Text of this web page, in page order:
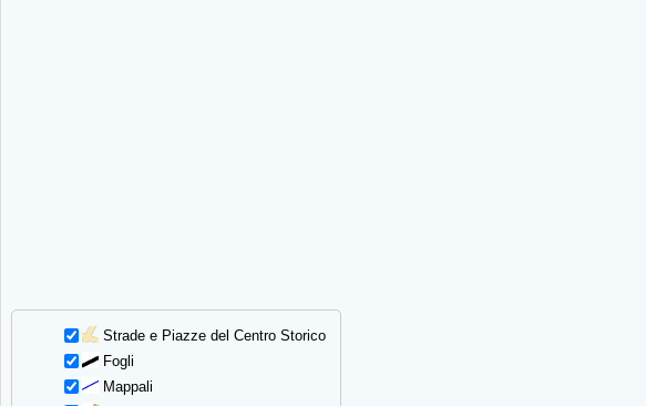
Strade e Piazze del Centro Storico
Fogli
Mappali